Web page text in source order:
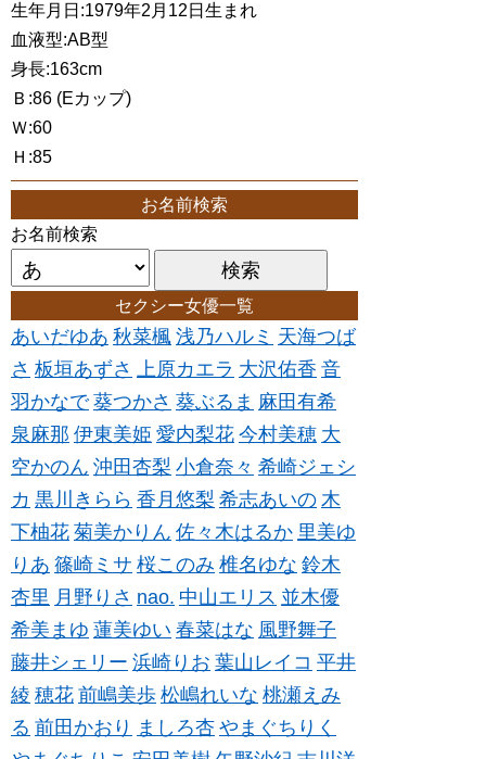
生年月日:1979年2月12日生まれ
血液型:AB型
身長:163cm
Ｂ:86 (Eカップ)
Ｗ:60
Ｈ:85
お名前検索
お名前検索
セクシー女優一覧
あいだゆあ 秋菜楓 浅乃ハルミ 天海つば
さ 板垣あずさ 上原カエラ 大沢佑香 音
羽かなで 葵つかさ 葵ぶるま 麻田有希
泉麻那 伊東美姫 愛内梨花 今村美穂 大
空かのん 沖田杏梨 小倉奈々 希崎ジェシ
カ 黒川きらら 香月悠梨 希志あいの 木
下柚花 菊美かりん 佐々木はるか 里美ゆ
りあ 篠崎ミサ 桜このみ 椎名ゆな 鈴木
杏里 月野りさ nao. 中山エリス 並木優
希美まゆ 蓮美ゆい 春菜はな 風野舞子
藤井シェリー 浜崎りお 葉山レイコ 平井
綾 穂花 前嶋美歩 松嶋れいな 桃瀬えみ
る 前田かおり ましろ杏 やまぐちりく